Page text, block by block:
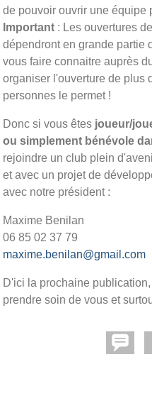
de pouvoir ouvrir une équipe
Important : Les ouvertures
dépendront en grande partie
vous faire connaitre auprès
organiser l'ouverture de plus
personnes le permet !
Donc si vous êtes joueur/
ou simplement bénévole
rejoindre un club plein
et avec un projet de
avec notre président :
Maxime Benilan
06 85 02 37 79
maxime.benilan@gmail.com
D'ici la prochaine
prendre soin de vous et